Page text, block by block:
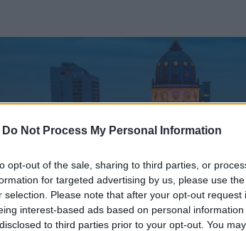
Do Not Process My Personal Information
opt-out of the sale, sharing to third parties, or
for targeted advertising by us, please use
selection. Please note that after your opt-out request
interest-based ads based on personal
to third parties prior to your opt-out. You